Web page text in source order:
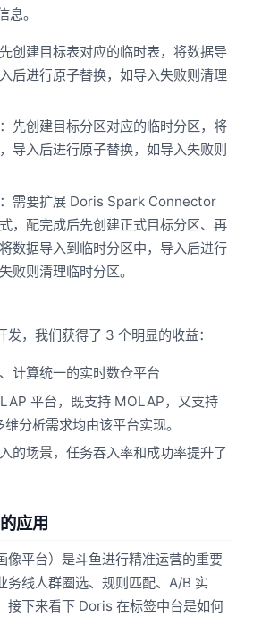
。
创建目标表对应的临时表，将数据导
后进行原子替换，如导入失败则清理
先创建目标分区对应的临时分区，将
导入后进行原子替换，如导入失败则
需要扩展 Doris Spark Connector
，配完成后先创建正式目标分区、再
数据导入到临时分区中，导入后进行
败则清理临时分区。
，我们获得了 3 个明显的收益：
计算统一的实时数仓平台
平台，既支持 MOLAP，又支持
分析需求均由该平台实现。
的场景，任务吞入率和成功率提升了
应用
像平台）是斗鱼进行精准运营的重要
务线人群圈选、规则匹配、A/B 实
接下来看下 Doris 在标签中台是如何